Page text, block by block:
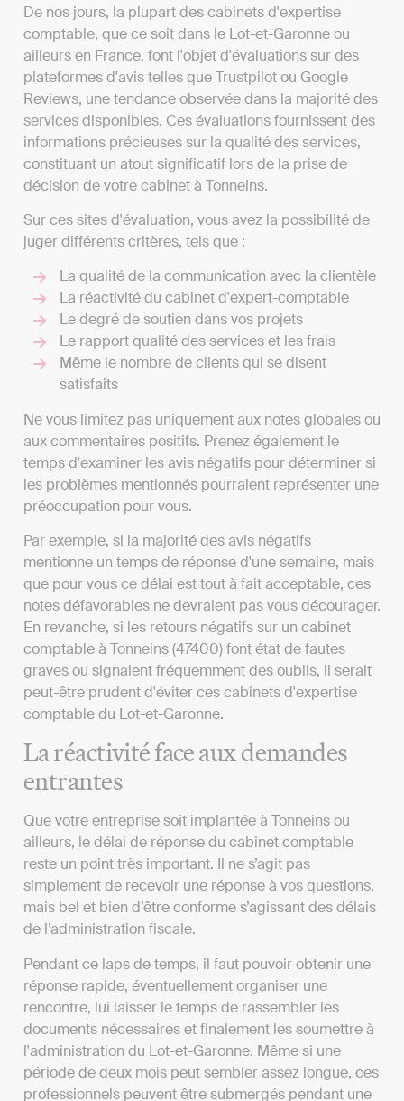
De nos jours, la plupart des cabinets d'expertise
comptable, que ce soit dans le Lot-et-Garonne ou
ailleurs en France, font l'objet d'évaluations sur des
plateformes d'avis telles que Trustpilot ou Google
Reviews, une tendance observée dans la majorité des
services disponibles. Ces évaluations fournissent des
informations précieuses sur la qualité des services,
constituant un atout significatif lors de la prise de
décision de votre cabinet à Tonneins.
Sur ces sites d'évaluation, vous avez la possibilité de
juger différents critères, tels que :
La qualité de la communication avec la clientèle
La réactivité du cabinet d'expert-comptable
Le degré de soutien dans vos projets
Le rapport qualité des services et les frais
Même le nombre de clients qui se disent
satisfaits
Ne vous limitez pas uniquement aux notes globales ou
aux commentaires positifs. Prenez également le
temps d'examiner les avis négatifs pour déterminer si
les problèmes mentionnés pourraient représenter une
préoccupation pour vous.
Par exemple, si la majorité des avis négatifs
mentionne un temps de réponse d'une semaine, mais
que pour vous ce délai est tout à fait acceptable, ces
notes défavorables ne devraient pas vous décourager.
En revanche, si les retours négatifs sur un cabinet
comptable à Tonneins (47400) font état de fautes
graves ou signalent fréquemment des oublis, il serait
peut-être prudent d'éviter ces cabinets d'expertise
comptable du Lot-et-Garonne.
La réactivité face aux demandes
entrantes
Que votre entreprise soit implantée à Tonneins ou
ailleurs, le délai de réponse du cabinet comptable
reste un point très important. Il ne s’agit pas
simplement de recevoir une réponse à vos questions,
mais bel et bien d’être conforme s’agissant des délais
de l’administration fiscale.
Pendant ce laps de temps, il faut pouvoir obtenir une
réponse rapide, éventuellement organiser une
rencontre, lui laisser le temps de rassembler les
documents nécessaires et finalement les soumettre à
l'administration du Lot-et-Garonne. Même si une
période de deux mois peut sembler assez longue, ces
professionnels peuvent être submergés pendant une